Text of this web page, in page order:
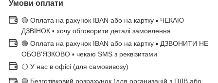
Умови оплати
🟡 Оплата на рахунок IBAN або на картку ▪ ЧЕКАЮ
ДЗВІНОК ▪ хочу обговорити деталі замовлення
🟢 Оплата на рахунок IBAN або на картку ▪ ДЗВОНИТИ НЕ
ОБОВ'ЯЗКОВО ▪ чекаю SMS з реквізитами
⚪ У нас в офісі (для самовивозу)
🔵 Безготівковий розрахунок (для организацій з ПДВ або